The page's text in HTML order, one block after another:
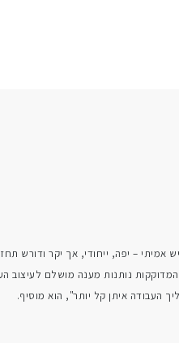
– יפה, ייחודי, אך יקר ודורש
נותנות מענה מושלם לעיצוב
העבודה איתן קל יותר", הוא מוסיף.